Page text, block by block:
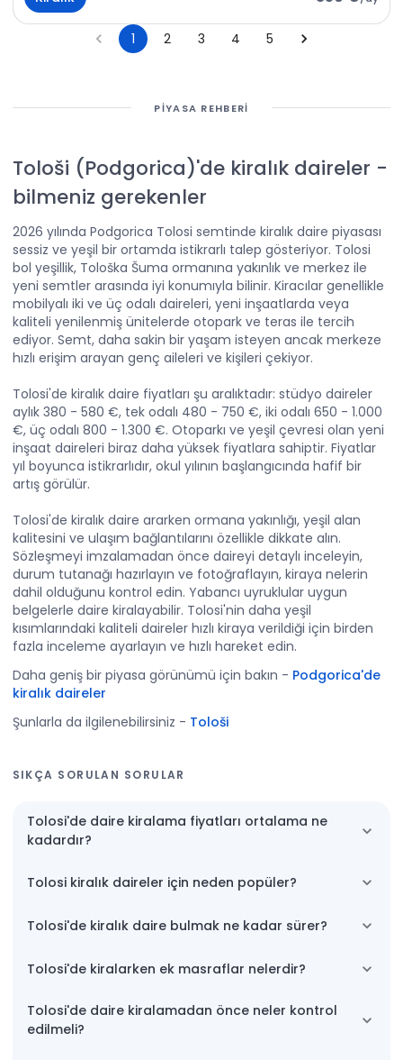
1 2 3 4 5
PIYASA REHBERI
Tološi (Podgorica)'de kiralık daireler -
bilmeniz gerekenler
2026 yılında Podgorica Tolosi semtinde kiralık daire piyasası
sessiz ve yeşil bir ortamda istikrarlı talep gösteriyor. Tolosi
bol yeşillik, Tološka Šuma ormanına yakınlık ve merkez ile
yeni semtler arasında iyi konumıyla bilinir. Kiracılar genellikle
mobilyalı iki ve üç odalı daireleri, yeni inşaatlarda veya
kaliteli yenilenmiş ünitelerde otopark ve teras ile tercih
ediyor. Semt, daha sakin bir yaşam isteyen ancak merkeze
hızlı erişim arayan genç aileleri ve kişileri çekiyor.
Tolosi'de kiralık daire fiyatları şu aralıktadır: stüdyo daireler
aylık 380 - 580 €, tek odalı 480 - 750 €, iki odalı 650 - 1.000
€, üç odalı 800 - 1.300 €. Otoparkı ve yeşil çevresi olan yeni
inşaat daireleri biraz daha yüksek fiyatlara sahiptir. Fiyatlar
yıl boyunca istikrarlıdır, okul yılının başlangıcında hafif bir
artış görülür.
Tolosi'de kiralık daire ararken ormana yakınlığı, yeşil alan
kalitesini ve ulaşım bağlantılarını özellikle dikkate alın.
Sözleşmeyi imzalamadan önce daireyi detaylı inceleyin,
durum tutanağı hazırlayın ve fotoğraflayın, kiraya nelerin
dahil olduğunu kontrol edin. Yabancı uyruklular uygun
belgelerle daire kiralayabilir. Tolosi'nin daha yeşil
kısımlarındaki kaliteli daireler hızlı kiraya verildiği için birden
fazla inceleme ayarlayın ve hızlı hareket edin.
Daha geniş bir piyasa görünümü için bakın - Podgorica'de
kiralık daireler
Şunlarla da ilgilenebilirsiniz - Tološi
SIKÇA SORULAN SORULAR
Tolosi'de daire kiralama fiyatları ortalama ne
kadardır?
Tolosi kiralık daireler için neden popüler?
Tolosi'de kiralık daire bulmak ne kadar sürer?
Tolosi'de kiralarken ek masraflar nelerdir?
Tolosi'de daire kiralamadan önce neler kontrol
edilmeli?